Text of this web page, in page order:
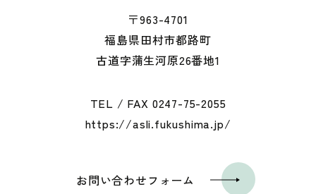
お問い合わせフォーム
〒963-4701
福島県田村市都路町
古道字蒲生河原26番地1
TEL / FAX 0247-75-2055
https://asli.fukushima.jp/